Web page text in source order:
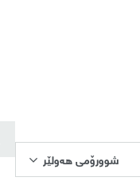
شوورۆمی هەولێر